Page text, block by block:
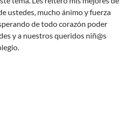
ustedes, mucho ánimo y fuerza
de todo corazón poder
y a nuestros queridos niñ@s